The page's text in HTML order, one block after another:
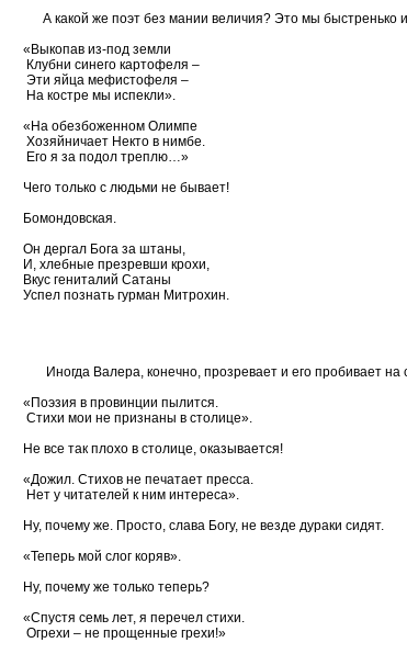
А какой же поэт без мании величия? Это мы быстренько
«Выкопав из-под земли
Клубни синего картофеля –
Эти яйца мефистофеля –
На костре мы испекли».
«На обезбоженном Олимпе
Хозяйничает Некто в нимбе.
Его я за подол треплю…»
Чего только с людьми не бывает!
Бомондовская.
Он дергал Бога за штаны,
И, хлебные презревши крохи,
Вкус гениталий Сатаны
Успел познать гурман Митрохин.
Иногда Валера, конечно, прозревает и его пробивает на
«Поэзия в провинции пылится.
Стихи мои не признаны в столице».
Не все так плохо в столице, оказывается!
«Дожил. Стихов не печатает пресса.
Нет у читателей к ним интереса».
Ну, почему же. Просто, слава Богу, не везде дураки сидят.
«Теперь мой слог коряв».
Ну, почему же только теперь?
«Спустя семь лет, я перечел стихи.
Огрехи – не прощенные грехи!»